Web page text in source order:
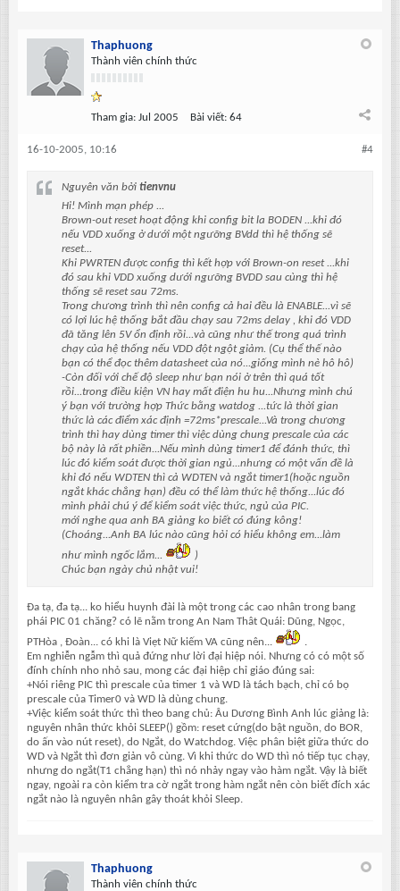
Thaphuong
Thành viên chính thức
Tham gia: Jul 2005 Bài viết: 64
#4
16-10-2005, 10:16
Nguyên văn bởi tienvnu
Hi! Mình mạn phép ...
Brown-out reset hoạt động khi config bit la BODEN ...khi đó
nếu VDD xuống ở dưới một ngưỡng BVdd thì hệ thống sẽ
reset...
Khi PWRTEN được config thì kết hợp với Brown-on reset ...khi
đó sau khi VDD xuống dưới ngưỡng BVDD sau cùng thì hệ
thống sẽ reset sau 72ms.
Trong chương trình thì nên config cả hai đều là ENABLE...vì sẽ
có lợi lúc hệ thống bắt đầu chạy sau 72ms delay , khi đó VDD
đã tăng lên 5V ổn định rồi...và cũng như thế trong quá trình
chạy của hệ thống nếu VDD đột ngột giảm. (Cụ thể thế nào
bạn có thể đọc thêm datasheet của nó...giống mình nè hô hô)
-Còn đối với chế độ sleep như bạn nói ở trên thì quá tốt
rồi...trong điều kiện VN hay mất điện hu hu...Nhưng mình chú
ý bạn với trường hợp Thức bằng watdog ...tức là thời gian
thức là các điểm xác định =72ms*prescale...Và trong chương
trình thì hay dùng timer thì việc dùng chung prescale của các
bộ này là rất phiền...Nếu mình dùng timer1 để đánh thức, thì
lúc đó kiểm soát được thời gian ngủ...nhưng có một vấn đề là
khi đó nếu WDTEN thì cả WDTEN và ngắt timer1(hoặc nguồn
ngắt khác chẳng hạn) đều có thể làm thức hệ thống...lúc đó
mình phải chú ý để kiểm soát việc thức, ngủ của PIC.
mới nghe qua anh BA giảng ko biết có đúng kông!
(Choáng...Anh BA lúc nào cũng hỏi có hiểu không em...làm
như mình ngốc lắm...
)
Chúc bạn ngày chủ nhật vui!
Đa tạ, đa tạ... ko hiểu huynh đài là một trong các cao nhân trong bang
phái PIC 01 chăng? có lẽ nằm trong An Nam Thât Quái: Dũng, Ngọc,
PTHòa , Đoàn... có khi là Viẹt Nữ kiếm VA cũng nên...
.
Em nghiễn ngẫm thì quả đứng như lời đại hiệp nói. Nhưng có có một số
đính chính nho nhỏ sau, mong các đại hiệp chỉ giáo đúng sai:
+Nói riêng PIC thì prescale của timer 1 và WD là tách bạch, chỉ có bọ
prescale của Timer0 và WD là dùng chung.
+Việc kiểm soát thức thì theo bang chủ: Âu Dương Bình Anh lúc giảng là:
nguyên nhân thức khỏi SLEEP() gồm: reset cứng(do bật nguồn, do BOR,
do ấn vào nút reset), do Ngắt, do Watchdog. Việc phân biệt giữa thức do
WD và Ngắt thì đơn giản vô cùng. Vì khi thức do WD thì nó tiếp tục chạy,
nhưng do ngắt(T1 chẳng hạn) thì nó nhảy ngay vào hàm ngắt. Vậy là biết
ngay, ngoài ra còn kiểm tra cờ ngắt trong hàm ngắt nên còn biết đích xác
ngắt nào là nguyên nhân gây thoát khỏi Sleep.
Thaphuong
Thành viên chính thức